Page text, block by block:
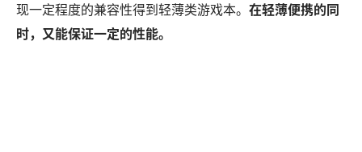
现一定程度的兼容性得到轻薄类游戏本。 在轻薄便携的同
时，又能保证一定的性能。